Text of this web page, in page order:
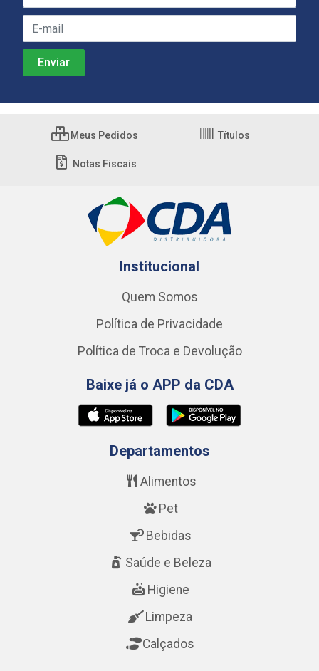
Meus Pedidos Títulos
Notas Fiscais
Institucional
Quem Somos
Política de Privacidade
Política de Troca e Devolução
Baixe já o APP da CDA
Departamentos
Alimentos
Pet
Bebidas
Saúde e Beleza
Higiene
Limpeza
Calçados